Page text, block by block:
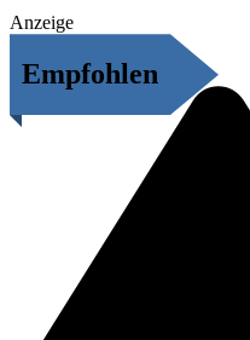
Anzeige
Empfohlen